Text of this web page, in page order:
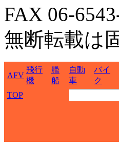
FAX 06-
無断転載は
AFV
飛行
機
艦
船
自動
車
バイ
ク
TOP